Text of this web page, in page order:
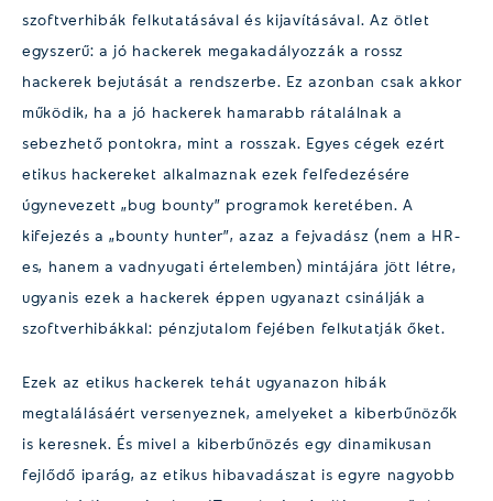
szoftverhibák felkutatásával és kijavításával. Az ötlet
egyszerű: a jó hackerek megakadályozzák a rossz
hackerek bejutását a rendszerbe. Ez azonban csak akkor
működik, ha a jó hackerek hamarabb rátalálnak a
sebezhető pontokra, mint a rosszak. Egyes cégek ezért
etikus hackereket alkalmaznak ezek felfedezésére
úgynevezett „bug bounty” programok keretében. A
kifejezés a „bounty hunter”, azaz a fejvadász (nem a HR-
es, hanem a vadnyugati értelemben) mintájára jött létre,
ugyanis ezek a hackerek éppen ugyanazt csinálják a
szoftverhibákkal: pénzjutalom fejében felkutatják őket.
Ezek az etikus hackerek tehát ugyanazon hibák
megtalálásáért versenyeznek, amelyeket a kiberbűnözők
is keresnek. És mivel a kiberbűnözés egy dinamikusan
fejlődő iparág, az etikus hibavadászat is egyre nagyobb